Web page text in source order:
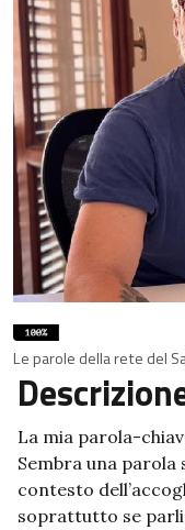
Le parole della rete del
La mia parola-
Sembra una
contesto
soprattutto se